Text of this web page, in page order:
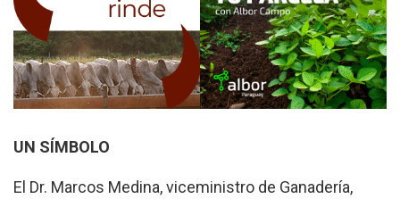
UN SÍMBOLO
El Dr. Marcos Medina, viceministro de Ganadería,